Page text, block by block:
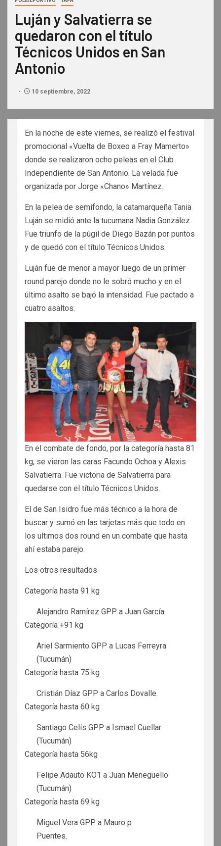
Luján y Salvatierra se
quedaron con el título
Técnicos Unidos en San
Antonio
10 septiembre, 2022
En la noche de este viernes, se realizó el festival
promocional «Vuelta de Boxeo a Fray Mamerto»
donde se realizaron ocho peleas en el Club
Independiente de San Antonio. La velada fue
organizada por Jorge «Chano» Martínez.
En la pelea de semifondo, la catamarqueña Tania
Luján se midió ante la tucumana Nadia González.
Fue triunfo de la púgil de Diego Bazán por puntos
y de quedó con el título Técnicos Unidos.
Luján fue de menor a mayor luego de un primer
round parejo donde no le sobró mucho y en el
último asalto se bajó la intensidad. Fue pactado a
cuatro asaltos.
En el combate de fondo, por la categoría hasta 81
kg, se vieron las caras Facundo Ochoa y Alexis
Salvatierra. Fue victoria de Salvatierra para
quedarse con el título Técnicos Unidos.
El de San Isidro fue más técnico a la hora de
buscar y sumó en las tarjetas más que todo en
los ultimos dos round en un combate que hasta
ahí estaba parejo.
Los otros resultados
Categoría hasta 91 kg
Alejandro Ramírez GPP a Juan García.
Categoría +91 kg
Ariel Sarmiento GPP a Lucas Ferreyra
(Tucumán)
Categoría hasta 75 kg
Cristián Díaz GPP a Carlos Dovalle.
Categoría hasta 60 kg
Santiago Celis GPP a Ismael Cuellar
(Tucumán)
Categoría hasta 56kg
Felipe Adauto KO1 a Juan Meneguello
(Tucumán)
Categoría hasta 69 kg
Miguel Vera GPP a Mauro p
Puentes.